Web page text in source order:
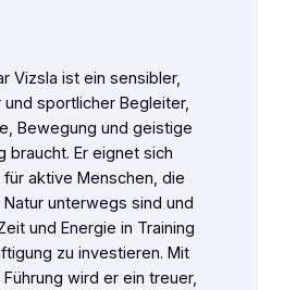
Vizsla ist ein sensibler,
sportlicher Begleiter,
Bewegung und geistige
braucht. Er eignet sich
aktive Menschen, die
unterwegs sind und
und Energie in Training
zu investieren. Mit
wird er ein treuer,